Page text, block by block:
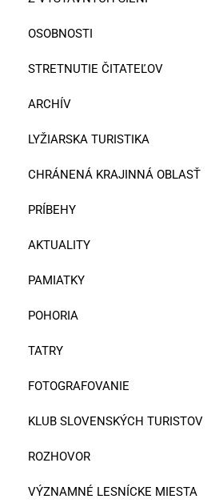
OSOBNOSTI
STRETNUTIE ČITATEĽOV
ARCHÍV
LYŽIARSKA TURISTIKA
CHRÁNENÁ KRAJINNÁ OBLASŤ
PRÍBEHY
AKTUALITY
PAMIATKY
POHORIA
TATRY
FOTOGRAFOVANIE
KLUB SLOVENSKÝCH TURISTOV
ROZHOVOR
VÝZNAMNÉ LESNÍCKE MIESTA